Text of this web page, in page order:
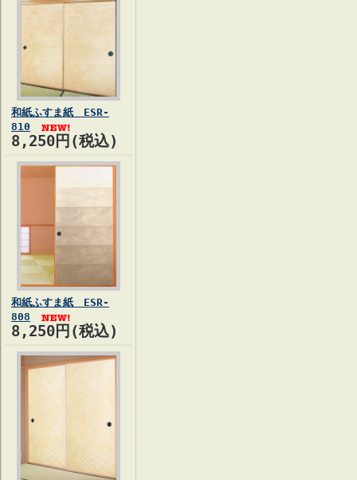
和紙ふすま紙 ESR-
810
8,250円(税込)
和紙ふすま紙 ESR-
808
8,250円(税込)